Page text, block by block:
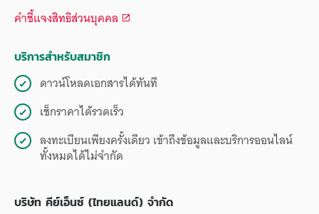
คำชี้แจงสิทธิส่วนบุคคล
บริการสำหรับสมาชิก
ดาวน์โหลดเอกสารได้ทันที
เช็กราคาได้รวดเร็ว
ลงทะเบียนเพียงครั้งเดียว เข้าถึงข้อมูลและบริการออนไลน์
ทั้งหมดได้ไม่จำกัด
บริษัท คีย์เอ็นซ์ (ไทยแลนด์) จำกัด